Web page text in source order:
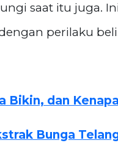
saat itu juga.
perilaku
Bikin, dan
Bunga